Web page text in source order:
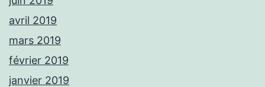
avril 2019
mars 2019
février 2019
janvier 2019